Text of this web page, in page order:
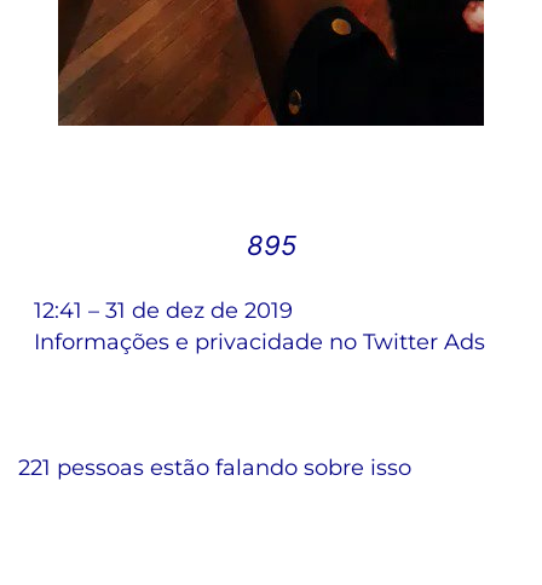
895
12:41 – 31 de dez de 2019
Informações e privacidade no Twitter Ads
221 pessoas estão falando sobre isso